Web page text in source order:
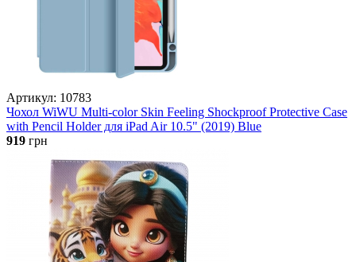
Артикул: 10783
Чохол WiWU Multi-color Skin Feeling Shockproof Protective Case
with Pencil Holder для iPad Air 10.5" (2019) Blue
919 грн